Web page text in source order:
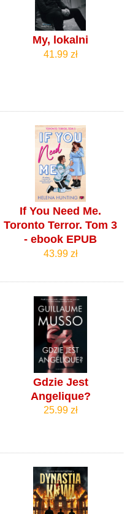
My, lokalni
41.99 zł
If You Need Me.
Toronto Terror. Tom 3
- ebook EPUB
43.99 zł
Gdzie Jest
Angelique?
25.99 zł